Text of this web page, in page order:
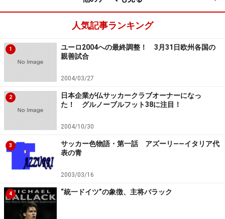
人気記事ランキング
1
ユーロ2004への最終調整！ 3月31日欧州各国の
親善試合
2004/03/27
2
日本企業が仏サッカークラブオーナーになっ
た！ グルノーブルフット38に注目！
2004/10/30
3
サッカー色物語・第一話 アズーリ――イタリア代
表の青
2003/03/16
4 “統一ドイツ”の象徴、主将バラック